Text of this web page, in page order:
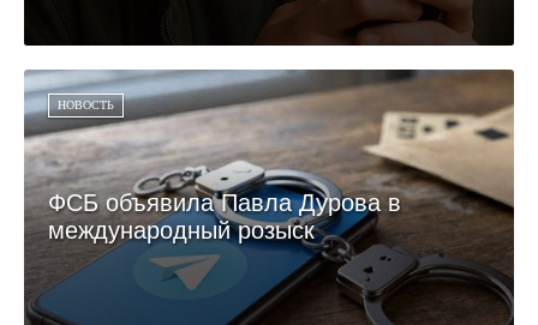
НОВОСТЬ
ФСБ объявила Павла Дурова в
международный розыск